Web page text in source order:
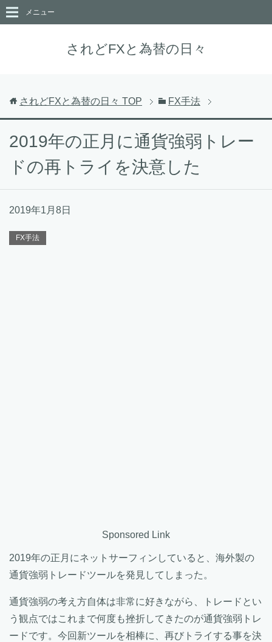
されどFXと為替の日々
メニュー
されどFXと為替の日々 TOP FX手法
2019年の正月に通貨強弱トレー
ドの再トライを決意した
2019年1月8日
FX手法
Sponsored Link
2019年の正月にネットサーフィンしていると、海外製の
通貨強弱トレードツールを発見してしまった。
通貨強弱の考え方自体は非常に好きながら、トレードとい
う観点ではこれまで何度も挫折してきたのが通貨強弱トレ
ードです。今回新ツールを相棒に、再びトライする事を決